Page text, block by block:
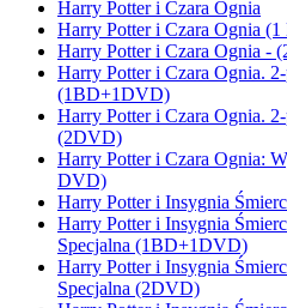
Harry Potter i Czara Ognia
Harry Potter i Czara Ognia
Harry Potter i Czara Ognia -
Harry Potter i Czara Ognia.
(1BD+1DVD)
Harry Potter i Czara Ognia.
(2DVD)
Harry Potter i Czara Ognia:
DVD)
Harry Potter i Insygnia
Harry Potter i Insygnia
Specjalna (1BD+1DVD)
Harry Potter i Insygnia
Specjalna (2DVD)